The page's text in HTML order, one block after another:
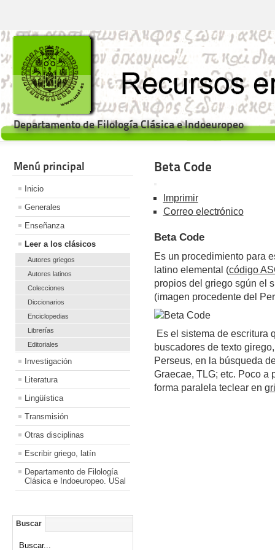
Departamento de Filología Clásica e Indoeuropeo
Menú principal
Inicio
Generales
Enseñanza
Leer a los clásicos
Autores griegos
Autores latinos
Colecciones
Diccionarios
Enciclopedias
Librerías
Editoriales
Investigación
Literatura
Lingüística
Transmisión
Otras disciplinas
Escribir griego, latín
Departamento de Filología
Clásica e Indoeuropeo. USal
Buscar
Buscar...
Beta Code
Imprimir
Correo electrónico
Beta Code
Es un procedimiento para
latino elemental (código
propios del griego sgún el
(imagen procedente del
Es el sistema de escritura
buscadores de texto
Perseus, en la búsqueda
Graecae, TLG; etc. Poco a
forma paralela teclear en